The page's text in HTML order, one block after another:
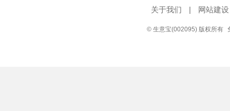
关于我们 | 网站建设
© 生意宝(002095) 版权所有